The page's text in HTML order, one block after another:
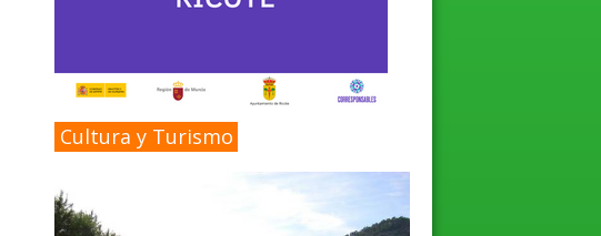
Cultura y Turismo